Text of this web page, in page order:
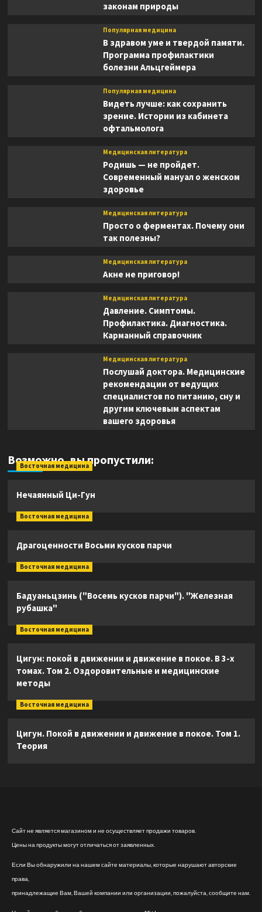
законам природы
Популярная медицина
В здравом уме и твердой памяти.
Программа профилактики
болезни Альцгеймера
Популярная медицина
Видеть лучше: как сохранить
зрение. Истории из кабинета
офтальмолога
Медицинская литература
Родишь — не пройдет.
Современный мануал о женском
здоровье
Медицинская литература
Просто о ферментах. Почему они
так полезны?
Медицинская литература
Акне не приговор!
Медицинская литература
Давление. Симптомы.
Профилактика. Диагностика.
Карманный справочник
Медицинская литература
Послушай доктора. Медицинские
рекомендации от ведущих
специалистов по питанию, сну и
другим ключевым аспектам
вашего здоровья
Возможно, вы пропустили:
Восточная медицина
Нечаянный Ци-Гун
Восточная медицина
Драгоценности Восьми кусков парчи
Восточная медицина
Бадуаньцзинь ("Восемь кусков парчи"). "Железная
рубашка"
Восточная медицина
Цигун: покой в движении и движение в покое. В 3-х
томах. Том 2. Оздоровительные и медицинские
методы
Восточная медицина
Цигун. Покой в движении и движение в покое. Том 1.
Теория
Сайт не является магазином и не осуществляет продажи товаров.
Цены на продукты могут отличаться от заявленных.
Если Вы обнаружили на нашем сайте материалы, которые нарушают авторские
права,
принадлежащие Вам, Вашей компании или организации, пожалуйста, сообщите нам.